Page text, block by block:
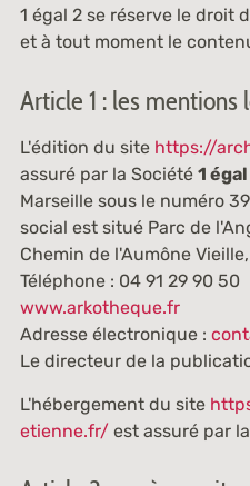
1 égal 2 se réserve le droit
et à tout moment le
Article 1 : les mentions
L'édition du site https://
assuré par la Société 1
Marseille sous le numéro
social est situé Parc de
Chemin de l'Aumône
Téléphone : 04 91 29 90 50
www.arkotheque.fr
Adresse électronique :
Le directeur de la
L'hébergement du site
etienne.fr/est assuré par